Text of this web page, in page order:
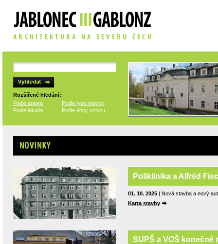
Rozšířené hledání:
Podle autora
Podle typu stavby
Podle lokality
Podle doby vzniku
Novinky
Poliklinika a Alfréd
01. 10. 2025 | Nová stavba a nový
Karta stavby
SUPŠ a VOŠ konečně